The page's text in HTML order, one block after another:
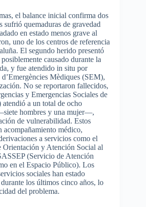
el balance inicial confirma dos
sufrió quemaduras de gravedad
en estado menos grave al
uno de los centros de referencia
El segundo herido presentó
causado durante la
y fue atendido in situ por
Mèdiques (SEM),
No se reportaron fallecidos,
y Emergencias Sociales de
a un total de ocho
hombres y una mujer—,
de vulnerabilidad. Estos
médico,
a servicios como el
Orientación y Atención Social al
(Servicio de Atención
en el Espacio Público). Los
sociales han estado
los últimos cinco años, lo
del problema.